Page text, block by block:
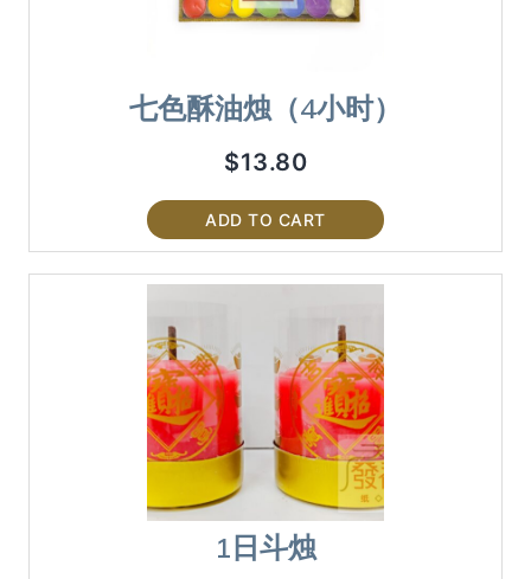
七色酥油烛（4小时）
$13.80
ADD TO CART
1日斗烛